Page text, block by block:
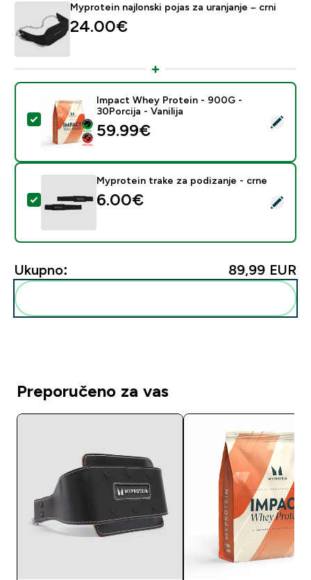
Myprotein najlonski pojas za uranjanje – crni
24.00€‎
Odaberi ovaj proizvod - Impact Whey Protein - 900G
Impact Whey Protein - 900G -
30Porcija - Vanilija
59.99€‎
Odaberi ovaj proizvod - Myprotein trake za podizanje
Myprotein trake za podizanje - crne
6.00€‎
Ukupno: 89,99 EUR‎
Preporučeno za vas